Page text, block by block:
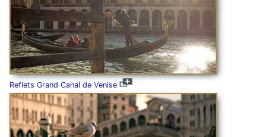
Reflets Grand Canal de Venise